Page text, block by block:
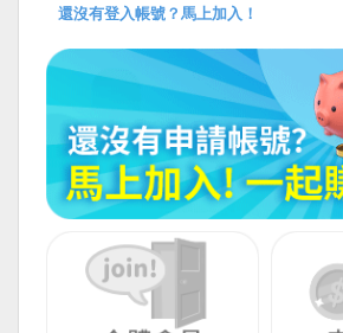
還沒有登入帳號？馬上加入！